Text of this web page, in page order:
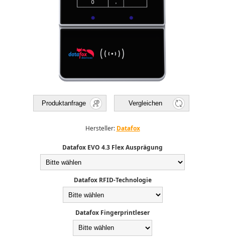
Produktanfrage Vergleichen
Hersteller: Datafox
Datafox EVO 4.3 Flex Ausprägung
Datafox RFID-Technologie
Datafox Fingerprintleser